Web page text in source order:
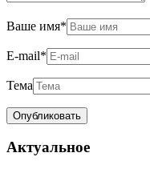
Ваше имя*
E-mail*
Тема
Актуальное